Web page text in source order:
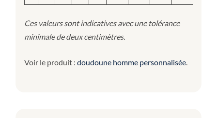
Ces valeurs sont indicatives avec une tolérance
minimale de deux centimètres.
Voir le produit : doudoune homme personnalisée.